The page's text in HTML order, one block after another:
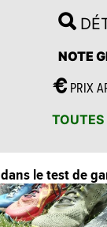
NOTE
PRIX
TOUTES
le test de